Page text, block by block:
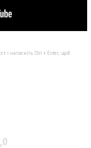
і натисніть Ctrl + Enter, щоб